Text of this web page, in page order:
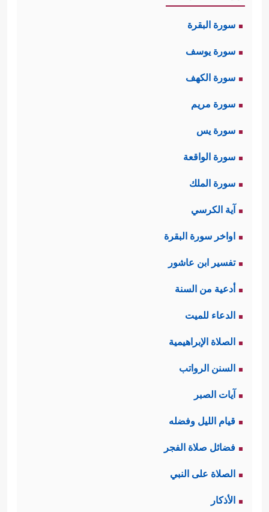
سورة البقرة
سورة يوسف
سورة الكهف
سورة مريم
سورة يس
سورة الواقعة
سورة الملك
آية الكرسي
اواخر سورة البقرة
تفسير ابن عاشور
أدعية من السنة
الدعاء للميت
الصلاة الإبراهيمية
السنن الرواتب
آيات الصبر
قيام الليل وفضله
فضائل صلاة الفجر
الصلاة على النبي
الأذكار